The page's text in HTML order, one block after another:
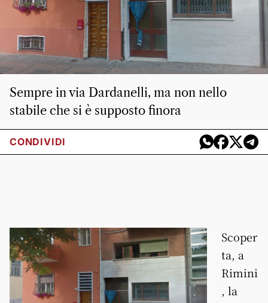
Sempre in via Dardanelli, ma non nello
stabile che si è supposto finora
CONDIVIDI
Scoper
ta, a
Rimini
, la